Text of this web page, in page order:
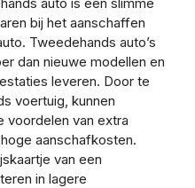
bij het aanschaffen
Tweedehands auto’s
dan nieuwe modellen en
leveren. Door te
voertuig, kunnen
voordelen van extra
aanschafkosten.
van een
in lagere